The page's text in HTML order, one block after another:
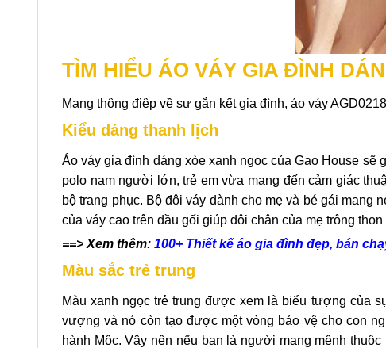
TÌM HIỂU ÁO VÁY GIA ĐÌNH
Mang thông điệp về sự gắn kết gia đình, áo váy
Kiểu dáng thanh lịch
Áo váy gia đình dáng xòe xanh ngọc của Gạo House
polo nam người lớn, trẻ em vừa mang đến cảm giác
bộ trang phục. Bộ đôi váy dành cho mẹ và bé gái
của váy cao trên đầu gối giúp đôi chân của mẹ trông
==> Xem thêm: 100+ Thiết kế áo gia đình đẹp, bán
Màu sắc trẻ trung
Màu xanh ngọc trẻ trung được xem là biểu tượng của
vượng và nó còn tạo được một vòng bảo vệ cho con
hành Mộc. Vậy nên nếu bạn là người mang mệnh